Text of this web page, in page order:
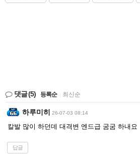
댓글(5) 등록순 최신순
하루미히 26-07-03 08:14
칼발 많이 하던데 대격변 엔드급 굼굼 하내요
답글